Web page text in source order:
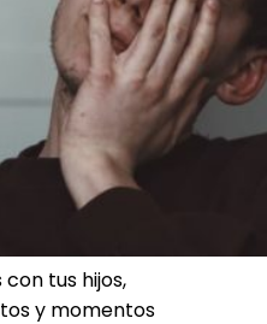
tus hijos,
y momentos